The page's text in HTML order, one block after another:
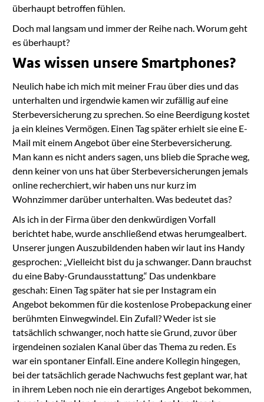
überhaupt betroffen fühlen.
Doch mal langsam und immer der Reihe nach. Worum geht
es überhaupt?
Was wissen unsere Smartphones?
Neulich habe ich mich mit meiner Frau über dies und das
unterhalten und irgendwie kamen wir zufällig auf eine
Sterbeversicherung zu sprechen. So eine Beerdigung kostet
ja ein kleines Vermögen. Einen Tag später erhielt sie eine E-
Mail mit einem Angebot über eine Sterbeversicherung.
Man kann es nicht anders sagen, uns blieb die Sprache weg,
denn keiner von uns hat über Sterbeversicherungen jemals
online recherchiert, wir haben uns nur kurz im
Wohnzimmer darüber unterhalten. Was bedeutet das?
Als ich in der Firma über den denkwürdigen Vorfall
berichtet habe, wurde anschließend etwas herumgealbert.
Unserer jungen Auszubildenden haben wir laut ins Handy
gesprochen: „Vielleicht bist du ja schwanger. Dann brauchst
du eine Baby-Grundausstattung.“ Das undenkbare
geschah: Einen Tag später hat sie per Instagram ein
Angebot bekommen für die kostenlose Probepackung einer
berühmten Einwegwindel. Ein Zufall? Weder ist sie
tatsächlich schwanger, noch hatte sie Grund, zuvor über
irgendeinen sozialen Kanal über das Thema zu reden. Es
war ein spontaner Einfall. Eine andere Kollegin hingegen,
bei der tatsächlich gerade Nachwuchs fest geplant war, hat
in ihrem Leben noch nie ein derartiges Angebot bekommen,